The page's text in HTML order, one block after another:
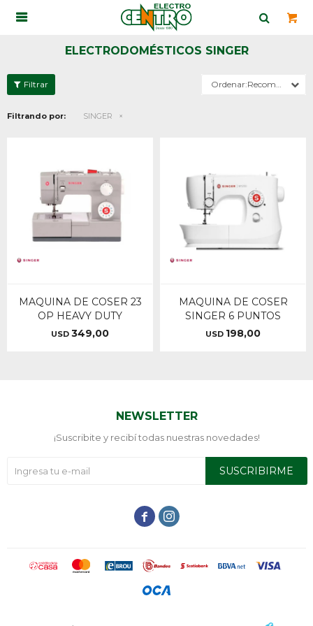

ELECTRODOMÉSTICOS SINGER
Recomendados
Filtrando por: SINGER
MAQUINA DE COSER 23
OP HEAVY DUTY
USD 349,00
MAQUINA DE COSER
SINGER 6 PUNTOS
USD 198,00
NEWSLETTER
¡Suscribite y recibí todas nuestras novedades!
SUSCRIBIRME
 